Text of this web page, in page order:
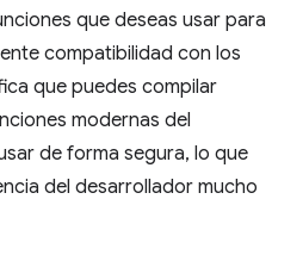
que deseas usar para
compatibilidad con los
que puedes compilar
modernas del
de forma segura, lo que
del desarrollador mucho